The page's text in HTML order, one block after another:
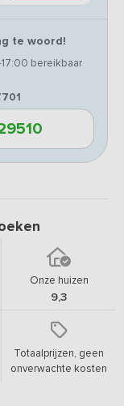
te woord!
bereikbaar
Onze huizen
9,3
Totaalprijzen, geen
onverwachte kosten